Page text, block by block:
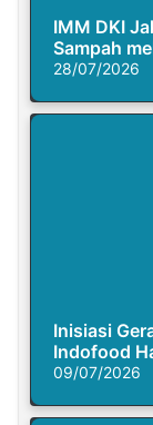
IMM DKI
Sampah
28/07/2026
Inisiasi
Indofood
Semasa
09/07/2026